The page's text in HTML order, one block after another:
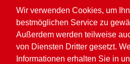
Wir verwenden Cookies, um
bestmöglichen Service zu
Außerdem werden teilweise
von Diensten Dritter gesetzt.
Informationen erhalten Sie in